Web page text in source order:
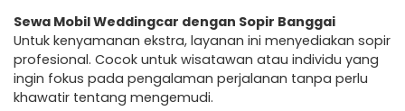
Sewa Mobil Weddingcar dengan Sopir Banggai
Untuk kenyamanan ekstra, layanan ini menyediakan sopir
profesional. Cocok untuk wisatawan atau individu yang
ingin fokus pada pengalaman perjalanan tanpa perlu
khawatir tentang mengemudi.